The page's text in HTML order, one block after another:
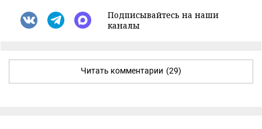
Подписывайтесь на наши
каналы
Читать комментарии (29)